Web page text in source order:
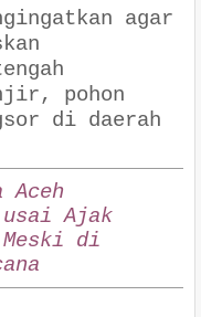
agar
pohon
di daerah
Aceh
Ajak
di